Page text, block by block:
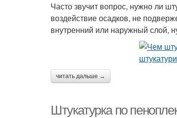
Часто звучит вопрос, нужно ли
воздействие осадков, не
внутренний или наружный слой,
читать дальше →
Штукатурка по